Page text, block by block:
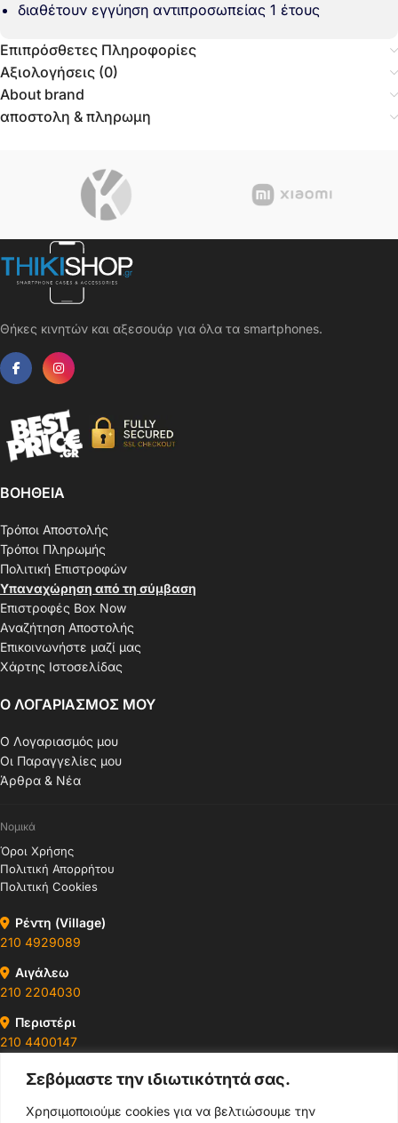
Σεβόμαστε την ιδιωτικότητά σας.
Χρησιμοποιούμε cookies για να βελτιώσουμε την
διαθέτουν εγγύηση αντιπροσωπείας 1 έτους
Επιπρόσθετες Πληροφορίες
Αξιολογήσεις (0)
About brand
αποστολη & πληρωμη
Θήκες κινητών και αξεσουάρ για όλα τα smartphones.
ΒΟΗΘΕΙΑ
Τρόποι Αποστολής
Τρόποι Πληρωμής
Πολιτική Επιστροφών
Υπαναχώρηση από τη σύμβαση
Επιστροφές Box Now
Αναζήτηση Αποστολής
Επικοινωνήστε μαζί μας
Χάρτης Ιστοσελίδας
Ο ΛΟΓΑΡΙΑΣΜΟΣ ΜΟΥ
Ο Λογαριασμός μου
Οι Παραγγελίες μου
Άρθρα & Νέα
Νομικά
Όροι Χρήσης
Πολιτική Απορρήτου
Πολιτική Cookies
Ρέντη (Village)
210 4929089
Αιγάλεω
210 2204030
Περιστέρι
210 4400147
Ωράρια & Διευθύνσεις →